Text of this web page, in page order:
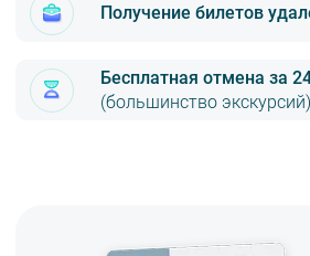
Получение билетов
Бесплатная отмена за
(большинство экскурсий)
Наличными или картой VISA,